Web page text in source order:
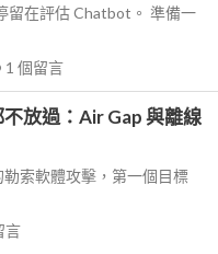
留在評估 Chatbot。 準備一
1 個留言
放過：Air Gap 與離線
索軟體攻擊，第一個目標
言